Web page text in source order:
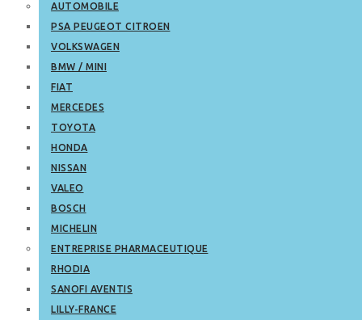
AUTOMOBILE
PSA PEUGEOT CITROEN
VOLKSWAGEN
BMW / MINI
FIAT
MERCEDES
TOYOTA
HONDA
NISSAN
VALEO
BOSCH
MICHELIN
ENTREPRISE PHARMACEUTIQUE
RHODIA
SANOFI AVENTIS
LILLY-FRANCE